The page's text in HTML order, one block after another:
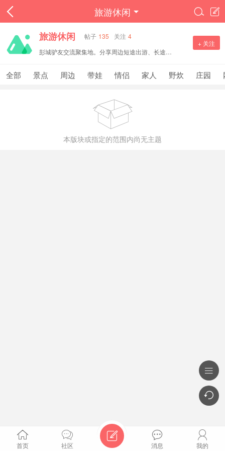
旅游休闲 

旅游休闲 帖子 135 关注 4
+ 关注
全部 景点 周边 带娃 情侣 家人 野炊 庄园

本版块或指定的范围内尚无主题

首页

社区
 
消息

我的

